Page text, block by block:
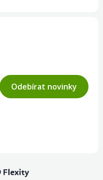
Odebírat novinky
Flexity